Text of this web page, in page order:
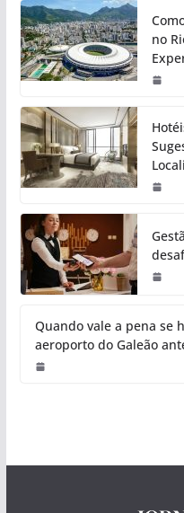
no
Quando vale a pena se
aeroporto do Galeão